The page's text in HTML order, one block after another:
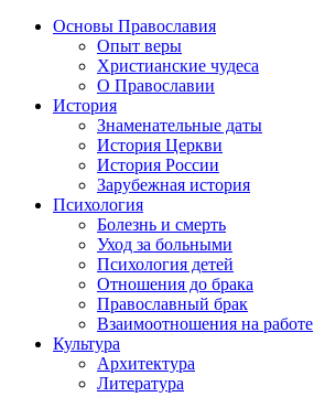
Основы Православия
Опыт веры
Христианские чудеса
О Православии
История
Знаменательные даты
История Церкви
История России
Зарубежная история
Психология
Болезнь и смерть
Уход за больными
Психология детей
Отношения до брака
Православный брак
Взаимоотношения на работе
Культура
Архитектура
Литература